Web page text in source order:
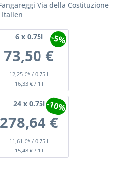
Via della Costituzione
Italien
6x 0.75l
73,50 €
12,25 €* / 0.75 l
-5%
16,33 € / 1 l
24x 0.75l
278,64 €
11,61 €* / 0.75 l
-10%
15,48 € / 1 l